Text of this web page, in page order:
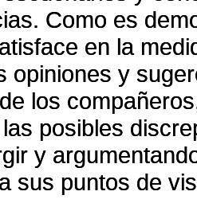
Como es
en la
opiniones y
los
posibles
y
sus puntos de